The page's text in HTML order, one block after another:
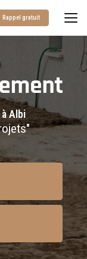
Rappel gratuit
Albi